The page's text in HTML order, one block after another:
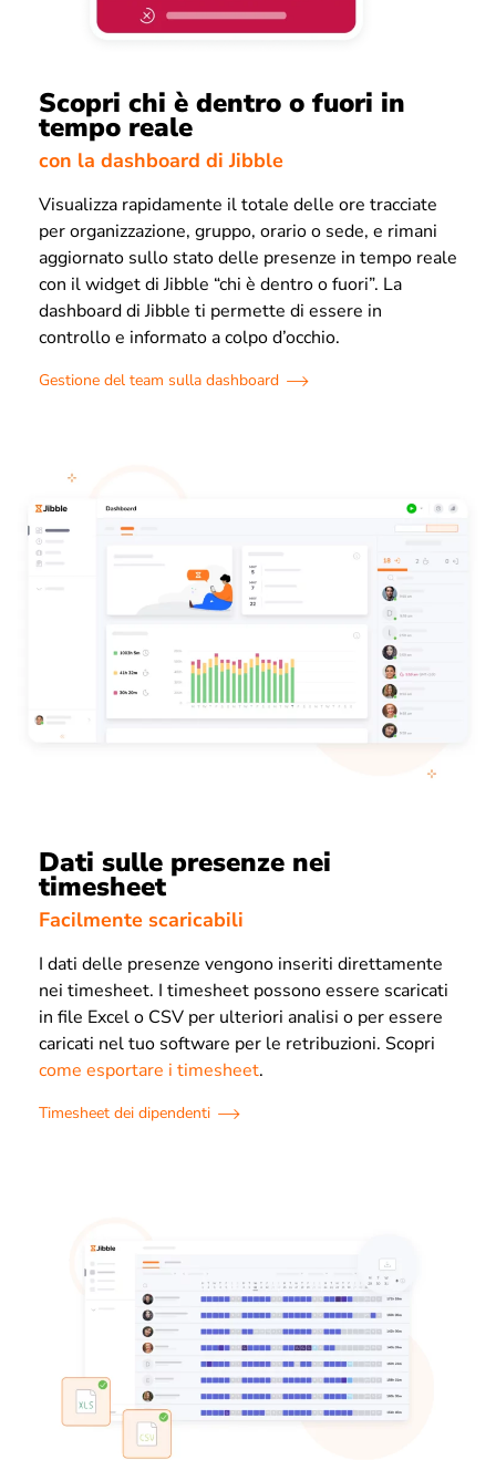
Scopri chi è dentro o fuori in
tempo reale
con la dashboard di Jibble
Visualizza rapidamente il totale delle ore tracciate
per organizzazione, gruppo, orario o sede, e rimani
aggiornato sullo stato delle presenze in tempo reale
con il widget di Jibble “chi è dentro o fuori”. La
dashboard di Jibble ti permette di essere in
controllo e informato a colpo d’occhio.
Gestione del team sulla dashboard
Dati sulle presenze nei
timesheet
Facilmente scaricabili
I dati delle presenze vengono inseriti direttamente
nei timesheet. I timesheet possono essere scaricati
in file Excel o CSV per ulteriori analisi o per essere
caricati nel tuo software per le retribuzioni. Scopri
come esportare i timesheet.
Timesheet dei dipendenti